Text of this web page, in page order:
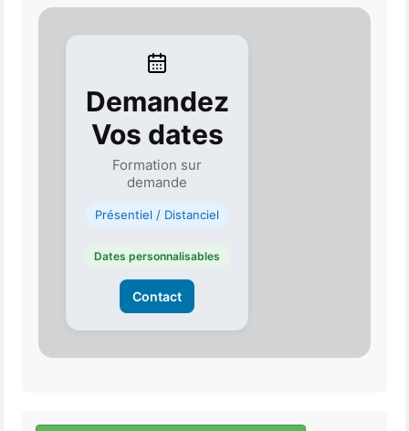
Demandez
Vos dates
Formation sur
demande
Présentiel / Distanciel
Dates personnalisables
Contact